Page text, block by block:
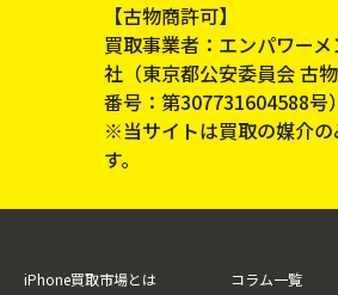
iPhone買取市場とは
コラム一覧
【古物商許可】
買取事業者：エンパワー
社（東京都公安委員会 古
番号：第307731604588号）
※当サイトは買取の媒介の
す。